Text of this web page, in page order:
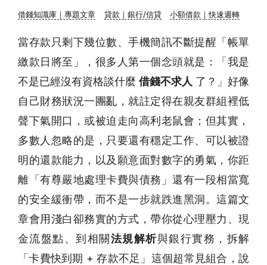
借錢知識庫｜專題文章 貸款｜銀行/信貸 小額借款｜快速週轉
當存款只剩下幾位數、手機簡訊不斷提醒「帳單
繳款日將至」，很多人第一個念頭就是：「我是
不是已經沒有資格談什麼 借錢不求人 了？」好像
自己財務狀況一團亂，就註定得在親友群組裡低
聲下氣開口，或被迫走向高利老鼠會；但其實，
多數人忽略的是，只要還有穩定工作、可以被證
明的還款能力，以及願意面對數字的勇氣，你距
離「有尊嚴地處理卡費與債務」還有一段相當寬
的安全緩衝帶，而不是一步就跌進黑洞。這篇文
章會用淺白卻務實的方式，帶你從心理壓力、現
金流盤點、到相關法規解析與銀行實務，拆解
「卡費快到期 + 存款不足」這個超常見組合，說